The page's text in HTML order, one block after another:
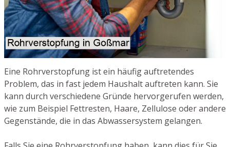
Eine Rohrverstopfung ist ein häufig auftretendes
Problem, das in fast jedem Haushalt auftreten kann. Sie
kann durch verschiedene Gründe hervorgerufen werden,
wie zum Beispiel Fettresten, Haare, Zellulose oder andere
Gegenstände, die in das Abwassersystem gelangen.